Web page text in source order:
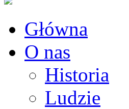
Główna
O nas
Historia
Ludzie